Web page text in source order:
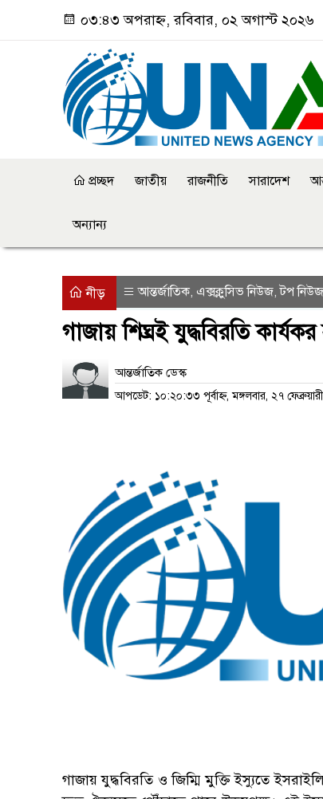
০৩:৪৩ অপরাহ্ন, রবিবার, ০২ অগাস্ট ২০২৬
প্রচ্ছদ জাতীয় রাজনীতি সারাদেশ
অন্যান্য
নীড় আন্তর্জাতিক এক্সক্লুসিভ নিউজ ,টপ নিউজ
গাজায় শিঘ্রই যুদ্ধবিরতি
আন্তর্জাতিক ডেস্ক
আপডেট: ১০:২০:৩৩ পূর্বাহ্ন, মঙ্গলবার, ২৭
গাজায় যুদ্ধবিরতি ও জিম্মি মুক্তি ইস্যুতে